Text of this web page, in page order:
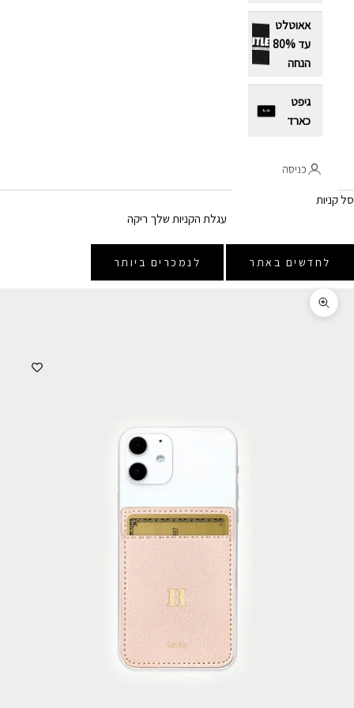
אאוטלט
עד 80%
הנחה
גיפט
כארד
כניסה
סל קניות
עגלת הקניות שלך ריקה
לחדשים באתר לנמכרים ביותר
תקריב